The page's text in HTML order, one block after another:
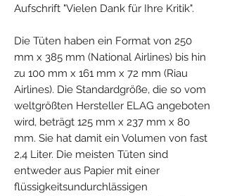
Aufschrift "Vielen Dank für Ihre Kritik".
Die Tüten haben ein Format von 250
mm x 385 mm (National Airlines) bis hin
zu 100 mm x 161 mm x 72 mm (Riau
Airlines). Die Standardgröße, die so vom
weltgrößten Hersteller ELAG angeboten
wird, beträgt 125 mm x 237 mm x 80
mm. Sie hat damit ein Volumen von fast
2,4 Liter. Die meisten Tüten sind
entweder aus Papier mit einer
flüssigkeitsundurchlässigen